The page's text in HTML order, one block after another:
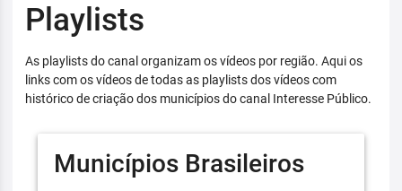
Playlists
As playlists do canal organizam os vídeos por região. Aqui os
links com os vídeos de todas as playlists dos vídeos com
histórico de criação dos municípios do canal Interesse Público.
Municípios Brasileiros